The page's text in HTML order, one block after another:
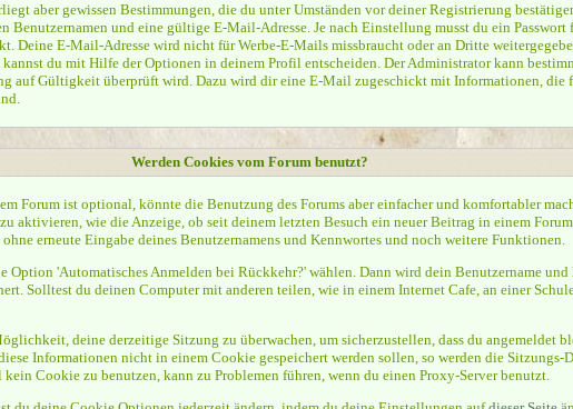
aber gewissen Bestimmungen, die du unter Umständen vor deiner Registrierung
Benutzernamen und eine gültige E-Mail-Adresse. Je nach Einstellung musst du ein Passwort
Deine E-Mail-Adresse wird nicht für Werbe-E-Mails missbraucht oder an Dritte
du mit Hilfe der Optionen in deinem Profil entscheiden. Der Administrator kann
auf Gültigkeit überprüft wird. Dazu wird dir eine E-Mail zugeschickt mit Informationen, die
Werden Cookies vom Forum benutzt?
Forum ist optional, könnte die Benutzung des Forums aber einfacher und komfortabler
aktivieren, wie die Anzeige, ob seit deinem letzten Besuch ein neuer Beitrag in einem
erneute Eingabe deines Benutzernamens und Kennwortes und noch weitere Funktionen.
Option 'Automatisches Anmelden bei Rückkehr?' wählen. Dann wird dein Benutzername
Solltest du deinen Computer mit anderen teilen, wie in einem Internet Cafe, an einer
deine derzeitige Sitzung zu überwachen, um sicherzustellen, dass du angemeldet
Informationen nicht in einem Cookie gespeichert werden sollen, so werden die
Cookie zu benutzen, kann zu Problemen führen, wenn du einen Proxy-Server benutzt.